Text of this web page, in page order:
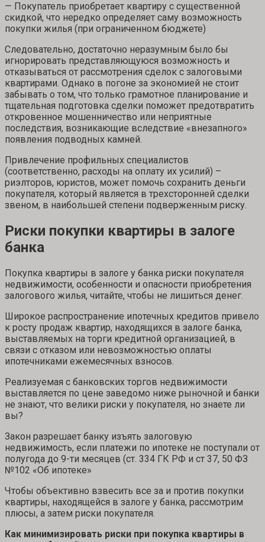
— Покупатель приобретает квартиру с существенной
скидкой, что нередко определяет саму возможность
покупки жилья (при ограниченном бюджете)
Следовательно, достаточно неразумным было бы
игнорировать представляющуюся возможность и
отказываться от рассмотрения сделок с залоговыми
квартирами. Однако в погоне за экономией не стоит
забывать о том, что только грамотное планирование и
тщательная подготовка сделки поможет предотвратить
откровенное мошенничество или неприятные
последствия, возникающие вследствие «внезапного»
появления подводных камней.
Привлечение профильных специалистов
(соответственно, расходы на оплату их усилий) –
риэлторов, юристов, может помочь сохранить деньги
покупателя, который является в трехсторонней сделки
звеном, в наибольшей степени подверженным риску.
Риски покупки квартиры в залоге
банка
Покупка квартиры в залоге у банка риски покупателя
недвижимости, особенности и опасности приобретения
залогового жилья, читайте, чтобы не лишиться денег.
Широкое распространение ипотечных кредитов привело
к росту продаж квартир, находящихся в залоге банка,
выставляемых на торги кредитной организацией, в
связи с отказом или невозможностью оплаты
ипотечниками ежемесячных взносов.
Реализуемая с банковских торгов недвижимости
выставляется по цене заведомо ниже рыночной и банки
не знают, что велики риски у покупателя, но знаете ли
вы?
Закон разрешает банку изъять залоговую
недвижимость, если платежи по ипотеке не поступали от
полугода до 9-ти месяцев (ст. 334 ГК РФ и ст 37, 50 ФЗ
№102 «Об ипотеке»
Чтобы объективно взвесить все за и против покупки
квартиры, находящейся в залоге у банка, рассмотрим
плюсы, а затем риски покупателя.
Как минимизировать риски при покупка квартиры в